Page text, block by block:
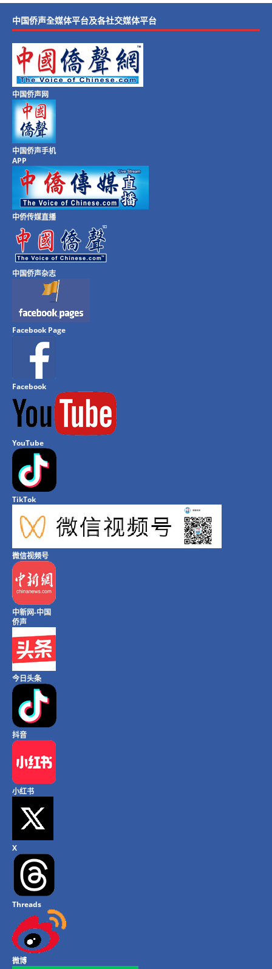
中国侨声全媒体平台及各社交媒体平台
中国侨声网
中国侨声手机
APP
中侨传媒直播
中国侨声杂志
Facebook Page
Facebook
YouTube
TikTok
微信视频号
中新网-中国
侨声
今日头条
抖音
小红书
X
Threads
微博